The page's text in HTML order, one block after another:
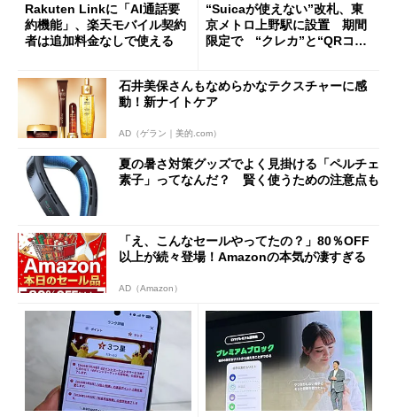
Rakuten Linkに「AI通話要
約機能」、楽天モバイル契約
者は追加料金なしで使える
“Suicaが使えない”改札、東
京メトロ上野駅に設置 期間
限定で “クレカ”と“QRコー
石井美保さんもなめらかなテクスチャーに感
動！新ナイトケア
AD（ゲラン｜美的.com）
夏の暑さ対策グッズでよく見掛ける「ペルチェ
素子」ってなんだ？ 賢く使うための注意点も
「え、こんなセールやってたの？」80％OFF
以上が続々登場！Amazonの本気が凄すぎる
AD（Amazon）